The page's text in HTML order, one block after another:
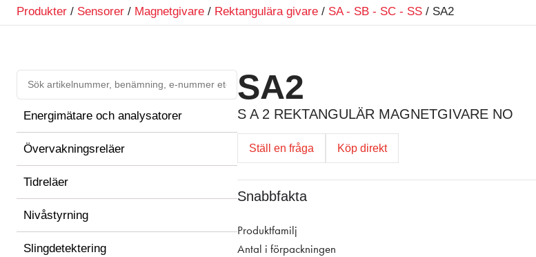
Produkter / Sensorer / Magnetgivare / Rektangulära givare / SA - SB - SC - SS / SA2
Energimätare och analysatorer
Övervakningsreläer
Tidreläer
Nivåstyrning
Slingdetektering
SA2
S A 2 REKTANGULÄR MAGNETGIVARE NO
Ställ en fråga Köp direkt
Snabbfakta
Produktfamilj
Antal i förpackningen